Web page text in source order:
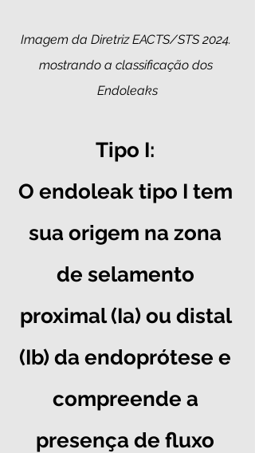
Imagem da Diretriz EACTS/STS 2024.
mostrando a classificação dos
Endoleaks
Tipo I:
O endoleak tipo I tem
sua origem na zona
de selamento
proximal (Ia) ou distal
(Ib) da endoprótese e
compreende a
presença de fluxo